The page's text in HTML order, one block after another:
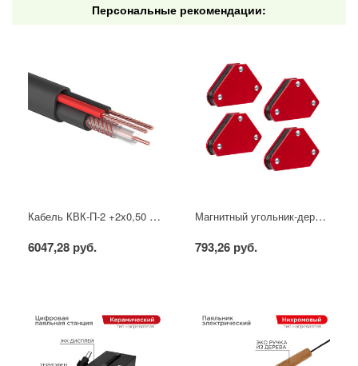
Персональные рекомендации:
Кабель КВК-П-2 +2x0,50 мм² (Cu/CCA) (96) черный, 200 м, PROconnect
6047,28 руб.
Магнитный угольник-держатель для сварки набор 4 шт. на 4 кг REXANT
793,26 руб.